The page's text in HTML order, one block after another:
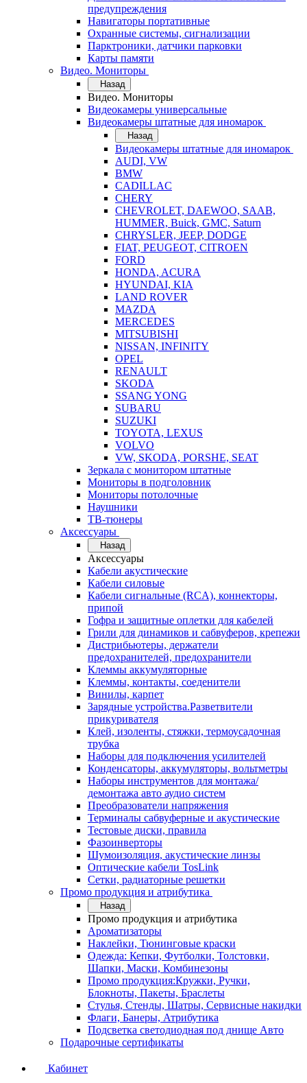
предупреждения
Навигаторы портативные
Охранные системы, сигнализации
Парктроники, датчики парковки
Карты памяти
Видео. Мониторы
Назад
Видео. Мониторы
Видеокамеры универсальные
Видеокамеры штатные для иномарок
Назад
Видеокамеры штатные для иномарок
AUDI, VW
BMW
CADILLAC
CHERY
CHEVROLET, DAEWOO, SAAB,
HUMMER, Buick, GMC, Saturn
CHRYSLER, JEEP, DODGE
FIAT, PEUGEOT, CITROEN
FORD
HONDA, ACURA
HYUNDAI, KIA
LAND ROVER
MAZDA
MERCEDES
MITSUBISHI
NISSAN, INFINITY
OPEL
RENAULT
SKODA
SSANG YONG
SUBARU
SUZUKI
TOYOTA, LEXUS
VOLVO
VW, SKODA, PORSHE, SEAT
Зеркала с монитором штатные
Мониторы в подголовник
Мониторы потолочные
Наушники
ТВ-тюнеры
Аксессуары
Назад
Аксессуары
Кабели акустические
Кабели силовые
Кабели сигнальные (RCA), коннекторы,
припой
Гофра и защитные оплетки для кабелей
Грили для динамиков и сабвуферов, крепежи
Дистрибьютеры, держатели
предохранителей, предохранители
Клеммы аккумуляторные
Клеммы, контакты, соеденители
Винилы, карпет
Зарядные устройства.Разветвители
прикуривателя
Клей, изоленты, стяжки, термоусадочная
трубка
Наборы для подключения усилителей
Конденсаторы, аккумуляторы, вольтметры
Наборы инструментов для монтажа/
демонтажа авто аудио систем
Преобразователи напряжения
Терминалы сабвуферные и акустические
Тестовые диски, правила
Фазоинверторы
Шумоизоляция, акустические линзы
Оптические кабели TosLink
Сетки, радиаторные решетки
Промо продукция и атрибутика
Назад
Промо продукция и атрибутика
Ароматизаторы
Наклейки, Тюнинговые краски
Одежда: Кепки, Футболки, Толстовки,
Шапки, Маски, Комбинезоны
Промо продукция:Кружки, Ручки,
Блокноты, Пакеты, Браслеты
Стулья, Стенды, Шатры, Сервисные накидки
Флаги, Банеры, Атрибутика
Подсветка светодиодная под днище Авто
Подарочные сертификаты
Кабинет